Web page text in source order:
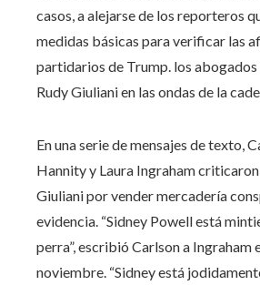
casos, a alejarse de los reporteros
medidas básicas para verificar las
partidarios de Trump. los abogados
Rudy Giuliani en las ondas de la
En una serie de mensajes de texto,
Hannity y Laura Ingraham
Giuliani por vender mercadería
evidencia. “Sidney Powell está
perra”, escribió Carlson a Ingraham
noviembre. “Sidney está